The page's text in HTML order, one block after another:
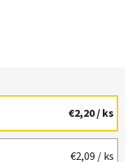
€2,20/ ks
€2,09 / ks